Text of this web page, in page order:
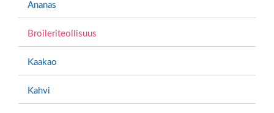
Ananas
Broileriteollisuus
Kaakao
Kahvi